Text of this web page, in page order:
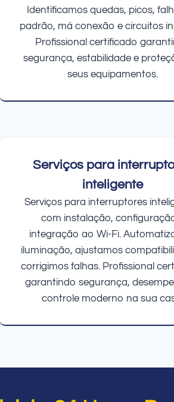
Identificamos quedas, picos,
padrão, má conexão e circuitos
Profissional certificado
segurança, estabilidade e
seus equipamentos.
Serviços para
inteligente
Serviços para interruptores
com instalação,
integração ao Wi-Fi.
iluminação, ajustamos
corrigimos falhas. Profissional
garantindo segurança,
controle moderno na sua